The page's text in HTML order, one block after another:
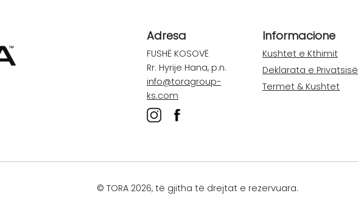
Adresa
FUSHË KOSOVË
Rr. Hyrije Hana, p.n.
info@toragroup-
ks.com
Informacione
Kushtet e Kthimit
Deklarata e Privatsisë
Termet & Kushtet
© TORA 2026, të gjitha të drejtat e rezervuara.